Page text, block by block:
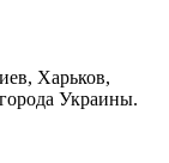
Харьков,
Украины.